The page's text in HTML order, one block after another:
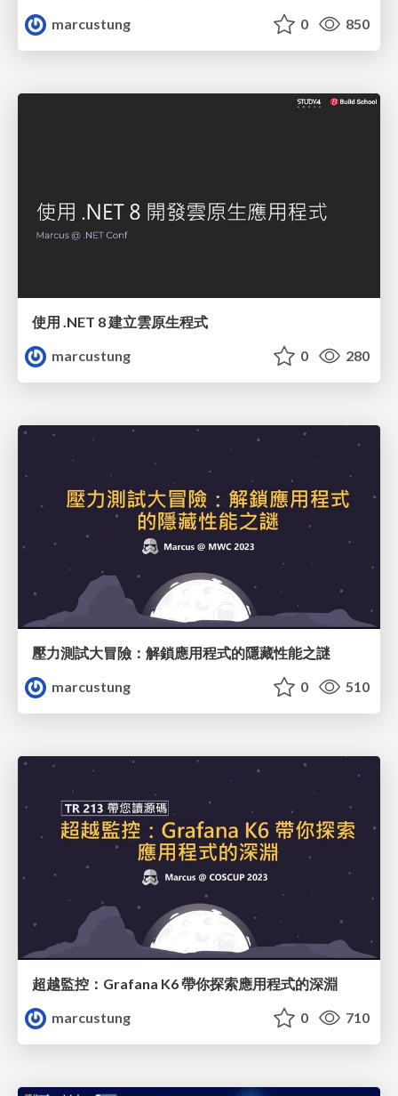
marcustung
0 850
使用 .NET 8 建立雲原生程式
marcustung
0 280
壓力測試大冒險：解鎖應用程式的隱藏性能之謎
marcustung
0 510
超越監控：Grafana K6 帶你探索應用程式的深淵
marcustung
0 710